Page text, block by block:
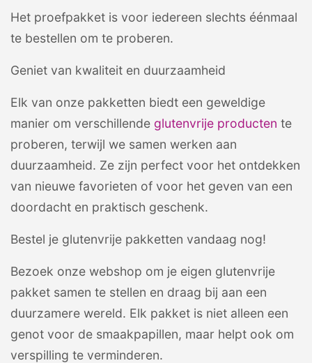
Het proefpakket is voor iedereen slechts éénmaal
te bestellen om te proberen.
Geniet van kwaliteit en duurzaamheid
Elk van onze pakketten biedt een geweldige
manier om verschillende glutenvrije producten te
proberen, terwijl we samen werken aan
duurzaamheid. Ze zijn perfect voor het ontdekken
van nieuwe favorieten of voor het geven van een
doordacht en praktisch geschenk.
Bestel je glutenvrije pakketten vandaag nog!
Bezoek onze webshop om je eigen glutenvrije
pakket samen te stellen en draag bij aan een
duurzamere wereld. Elk pakket is niet alleen een
genot voor de smaakpapillen, maar helpt ook om
verspilling te verminderen.